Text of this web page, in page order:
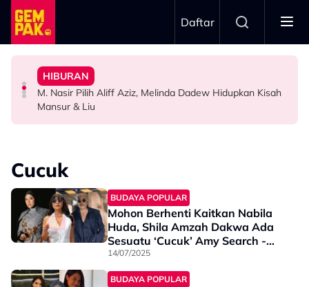
Skip to main content
Daftar
HIBURAN
Kembali Ubati Kerinduan Peminat, Syafiq Farhain Tampil
Dengan ‘Cinta Luka’ - “Ketika Pertama Kali
Mendengar…”
HIBURAN
M. Nasir Pilih Aliff Aziz, Melinda Dadew Hidupkan Kisah
Mansur & Liu
HIBURAN
M. Nasir Pilih Aliff Aziz Jadi Mansur Sebab Pakej
Lengkap – “Dia Pelakon Kedua Paling Tampan Di
Malaysia”
GAYA HIDUP
Ramai Masih Bujang Bukan Kerana Memilih Tetapi...
Cucuk
BUDAYA POPULAR
Mohon Berhenti Kaitkan Nabila
Huda, Shila Amzah Dakwa Ada
Sesuatu ‘Cucuk’ Amy Search -
“He’s Not Alone
14/07/2025
BUDAYA POPULAR